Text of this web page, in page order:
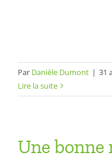
Par Danièle Dumont | 31
Lire la suite
Une